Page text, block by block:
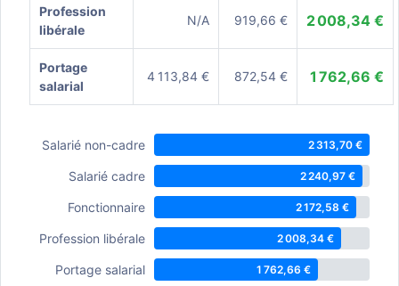
Profession
libérale
N/A 919,66 € 2 008,34 €
Portage
salarial
4 113,84 € 872,54 € 1 762,66 €
Salarié non-cadre 2 313,70 €
Salarié cadre 2 240,97 €
Fonctionnaire 2 172,58 €
Profession libérale 2 008,34 €
Portage salarial 1 762,66 €